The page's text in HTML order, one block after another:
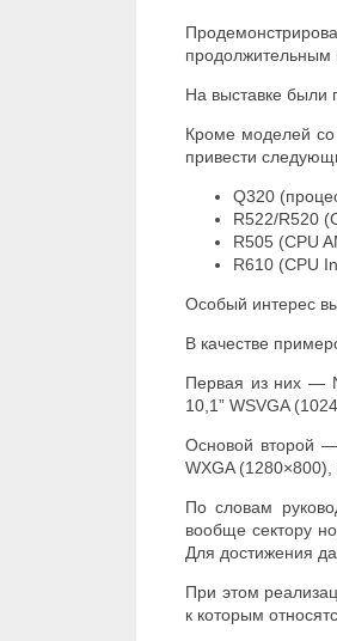
продолжительным
На выставке были
Кроме моделей со
привести
Q320
R522/R520
R505 (CPU
R610 (CPU
Особый интерес
В качестве
Первая из них —
10,1” WSVGA
Основой второй
WXGA
По словам
вообще сектору
Для достижения
При этом
к которым